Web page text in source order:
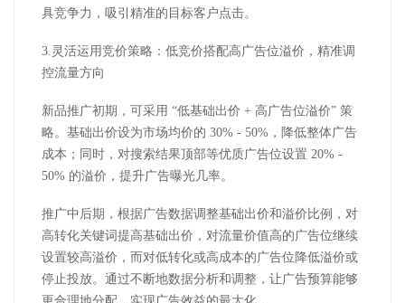
具竞争力，吸引精准的目标客户点击。
3.灵活运用竞价策略：低竞价搭配高广告位溢价，精准调
控流量方向
新品推广初期，可采用 “低基础出价 + 高广告位溢价” 策
略。基础出价设为市场均价的 30% - 50%，降低整体广告
成本；同时，对搜索结果顶部等优质广告位设置 20% -
50% 的溢价，提升广告曝光几率。
推广中后期，根据广告数据调整基础出价和溢价比例，对
高转化关键词提高基础出价，对流量价值高的广告位继续
设置较高溢价，而对低转化或高成本的广告位降低溢价或
停止投放。通过不断地数据分析和调整，让广告预算能够